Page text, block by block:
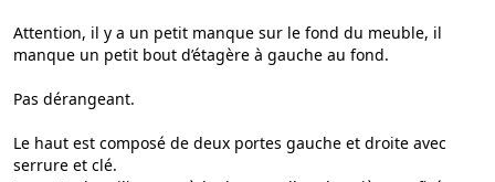
Attention, il y a un petit manque sur le fond du meuble, il
manque un petit bout d’étagère à gauche au fond.
Pas dérangeant.
Le haut est composé de deux portes gauche et droite avec
serrure et clé.